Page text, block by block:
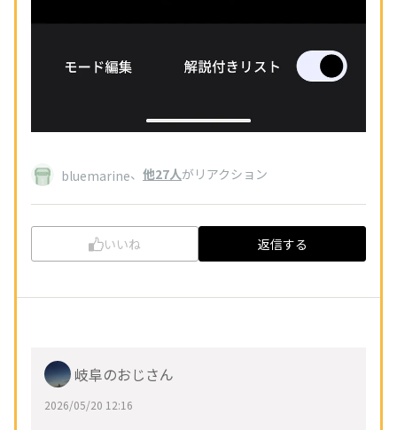
bluemarine、 他27人がリアクション
いいね 返信する
岐阜のおじさん
2026/05/20 12:16